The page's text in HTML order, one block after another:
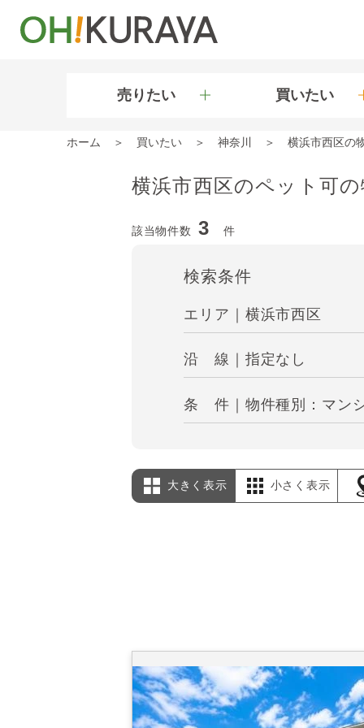
売りたい 買いたい
ホーム 買いたい 神奈川 横浜市西区の
横浜市西区のペット可
該当物件数 3 件
検索条件
エリア｜横浜市西区
沿 線｜指定なし
条 件｜物件種別：マン
大きく表示 小さく表示